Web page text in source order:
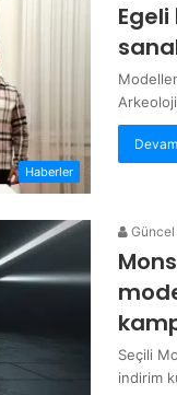
Haberler
Seçili
indirim